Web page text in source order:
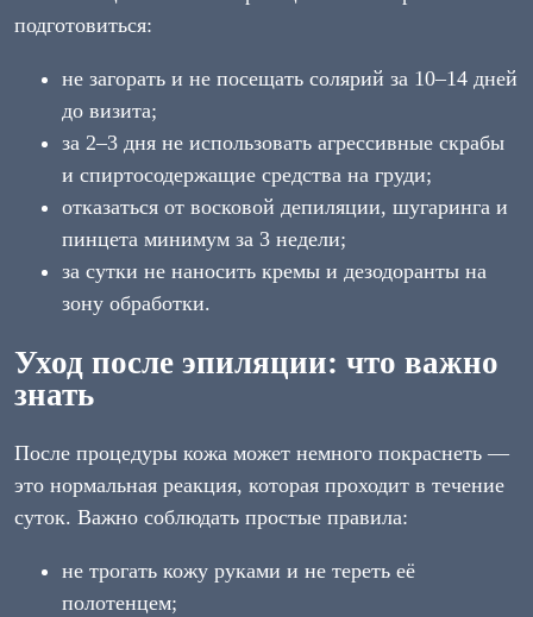
подготовиться:
не загорать и не посещать солярий за 10–14 дней
до визита;
за 2–3 дня не использовать агрессивные скрабы
и спиртосодержащие средства на груди;
отказаться от восковой депиляции, шугаринга и
пинцета минимум за 3 недели;
за сутки не наносить кремы и дезодоранты на
зону обработки.
Уход после эпиляции: что важно
знать
После процедуры кожа может немного покраснеть —
это нормальная реакция, которая проходит в течение
суток. Важно соблюдать простые правила:
не трогать кожу руками и не тереть её
полотенцем;